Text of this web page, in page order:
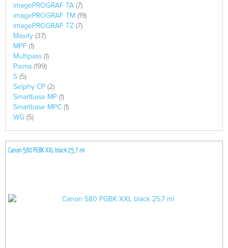
imagePROGRAF TA (7)
imagePROGRAF TM (19)
imagePROGRAF TZ (7)
Maxify (37)
MPF (1)
Multipass (1)
Pixma (199)
S (5)
Selphy CP (2)
Smartbase MP (1)
Smartbase MPC (1)
WG (5)
Canon 580 PGBK XXL black 25,7 ml